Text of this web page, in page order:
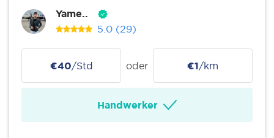
Yame..
5.0 (29)
€40/Std oder €1/km
Handwerker